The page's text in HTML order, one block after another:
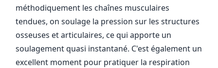
méthodiquement les chaînes musculaires
tendues, on soulage la pression sur les structures
osseuses et articulaires, ce qui apporte un
soulagement quasi instantané. C'est également un
excellent moment pour pratiquer la respiration